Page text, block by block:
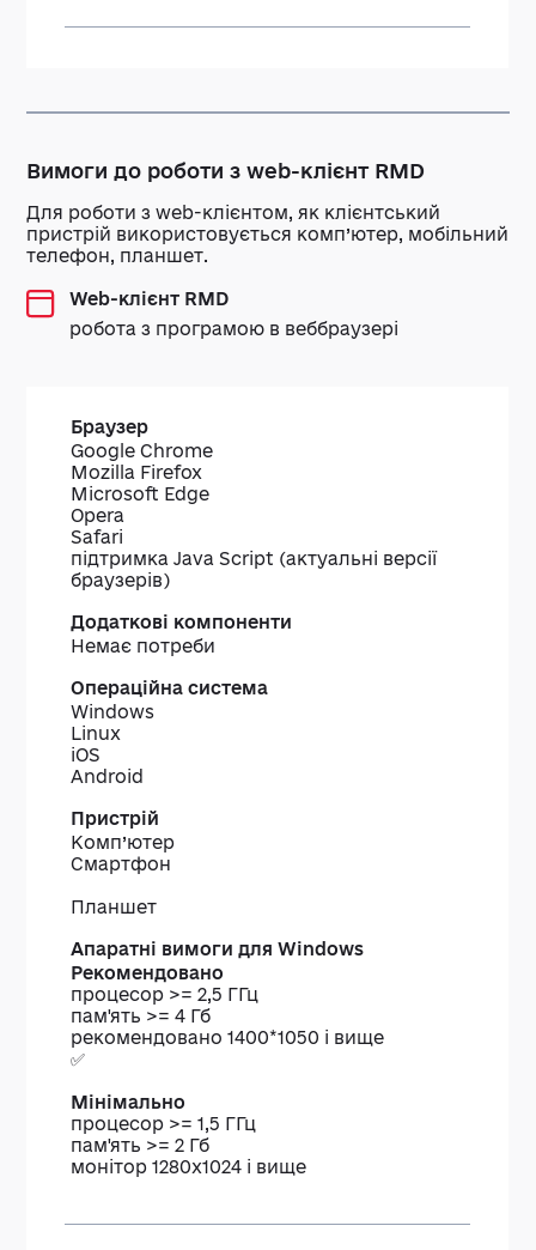
Вимоги до роботи з web-клієнт RMD
Для роботи з web-клієнтом, як клієнтський
пристрій використовується комп’ютер, мобільний
телефон, планшет.
Web-клієнт RMD
робота з програмою в веббраузері
Браузер
компоненти
Google Chrome
Mozilla Firefox
Microsoft Edge
Opera
Safari
підтримка Java Script (актуальні версії
браузерів)
Немає потреби
Windows
Linux
iOS
Android
Комп’ютер
Смартфон
Планшет
Рекомендовано
процесор >= 2,5 ГГц
пам'ять >= 4 Гб
рекомендовано 1400*1050 і вище
✅
Мінімально
процесор >= 1,5 ГГц
пам'ять >= 2 Гб
монітор 1280х1024 і вище